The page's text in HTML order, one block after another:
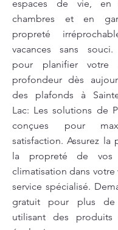
espaces de vie, en
chambres et en
propreté
vacances sans souci.
pour planifier votre
profondeur dès
des plafonds à
Lac: Les solutions de
conçues pour
satisfaction. Assurez la
la propreté de vos
climatisation dans votre
service spécialisé.
gratuit pour plus
utilisant des produits